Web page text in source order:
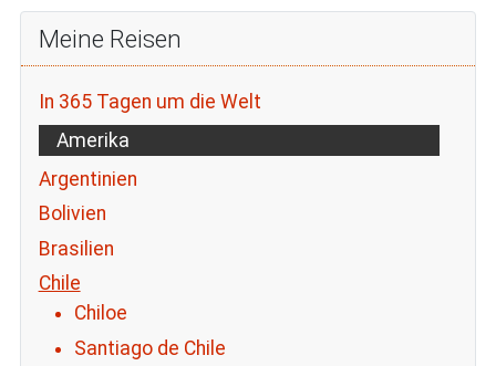
Meine Reisen
In 365 Tagen um die Welt
Amerika
Argentinien
Bolivien
Brasilien
Chile
Chiloe
Santiago de Chile